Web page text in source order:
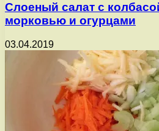
Слоеный салат с
морковью и огурцами
03.04.2019